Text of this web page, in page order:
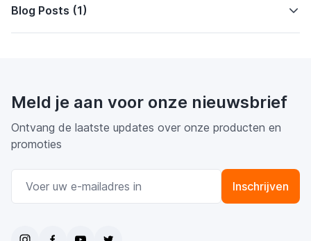
Blog Posts (1)
Meld je aan voor onze nieuwsbrief
Ontvang de laatste updates over onze producten en
promoties
Inschrijven